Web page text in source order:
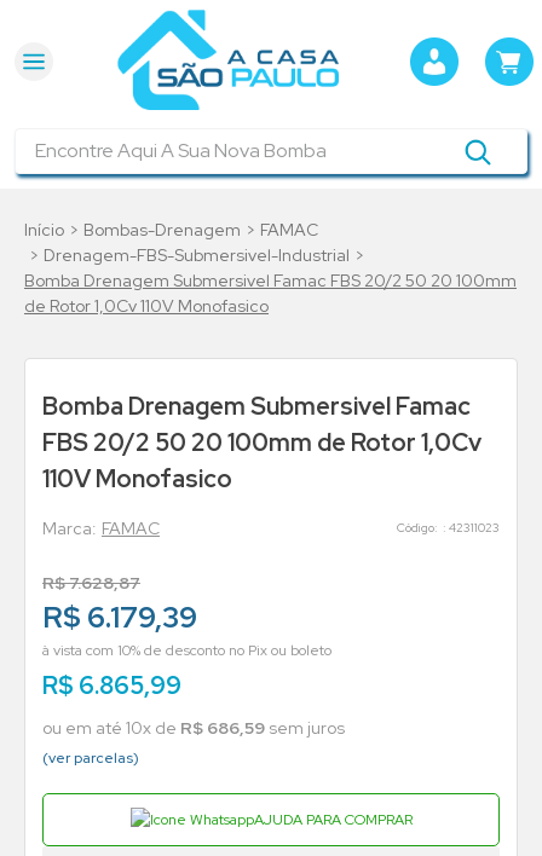
Bombas-Drenagem
FAMAC
Drenagem-FBS-Submersivel-Industrial
Bomba Drenagem Submersivel Famac FBS 20/2 50 20 100mm
de Rotor 1,0Cv 110V Monofasico
Bomba Drenagem Submersivel Famac
FBS 20/2 50 20 100mm de Rotor 1,0Cv
110V Monofasico
FAMAC : 42311023
R$7.628,87
R$ 6.179,39
à vista com 10% de desconto no Pix ou boleto
R$ 6.865,99
ou em até 10x de R$ 686,59 sem juros
(ver parcelas)
AJUDA PARA COMPRAR